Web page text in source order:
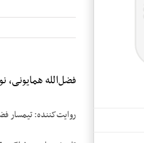
فضل‌الله همایونی،
روایت‌کننده: تیمسار